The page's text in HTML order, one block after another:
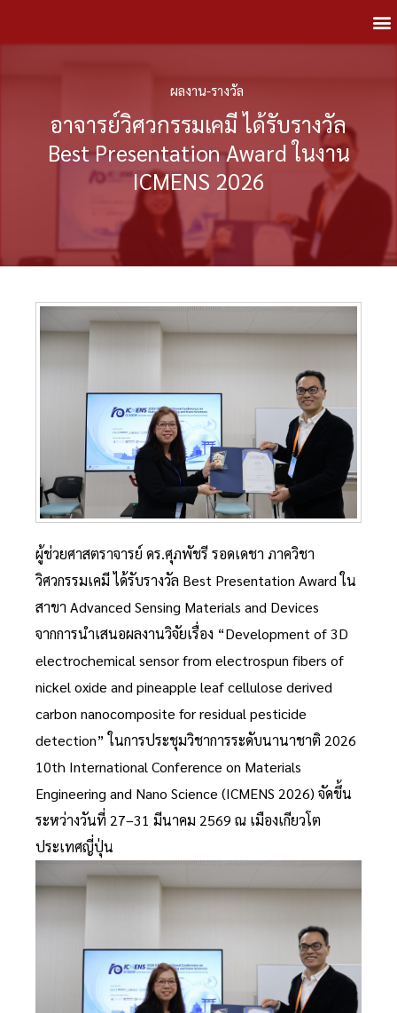
ผลงาน-รางวัล
อาจารย์วิศวกรรมเคมี ได้รับรางวัล
Best Presentation Award ในงาน
ICMENS 2026
ผู้ช่วยศาสตราจารย์ ดร.ศุภพัชรี รอดเดชา ภาควิชา
วิศวกรรมเคมี ได้รับรางวัล Best Presentation Award ใน
สาขา Advanced Sensing Materials and Devices
จากการนำเสนอผลงานวิจัยเรื่อง “Development of 3D
electrochemical sensor from electrospun fibers of
nickel oxide and pineapple leaf cellulose derived
carbon nanocomposite for residual pesticide
detection” ในการประชุมวิชาการระดับนานาชาติ 2026
10th International Conference on Materials
Engineering and Nano Science (ICMENS 2026) จัดขึ้น
ระหว่างวันที่ 27–31 มีนาคม 2569 ณ เมืองเกียวโต
ประเทศญี่ปุ่น